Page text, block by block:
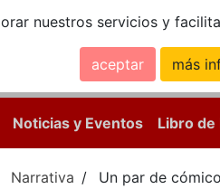
nuestros servicios y
aceptar más
Noticias y Eventos Libro de
Narrativa Un par de